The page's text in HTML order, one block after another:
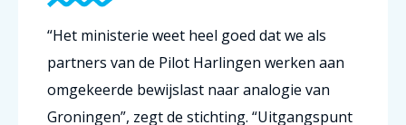
“Het ministerie weet heel goed dat we als
partners van de Pilot Harlingen werken aan
omgekeerde bewijslast naar analogie van
Groningen”, zegt de stichting. “Uitgangspunt